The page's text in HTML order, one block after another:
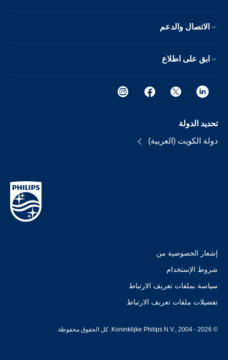
الاتصال والدعم
ابق على اطلاع
تحديد الدولة
دولة الكويت (العربية)
إشعار الخصوصية من
شروط الإستخدام
سياسة بملفات تعريف الارتباط
تفضيلات ملفات تعريف الارتباط
© Koninklijke Philips N.V., 2004 - 2026. كل الحقوق محفوظة.